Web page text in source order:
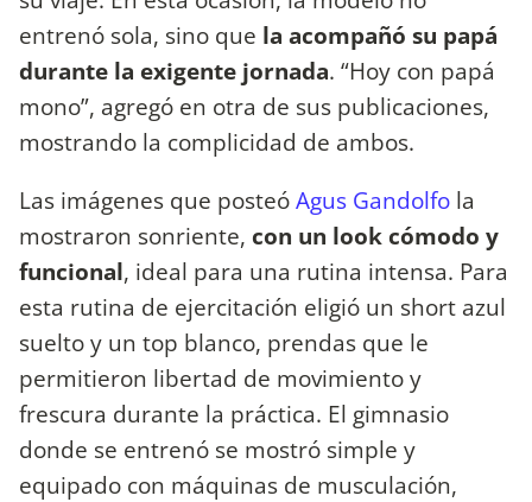
entrenó sola, sino que la acompañó su papá
durante la exigente jornada. “Hoy con papá
mono”, agregó en otra de sus publicaciones,
mostrando la complicidad de ambos.
Las imágenes que posteóAgus Gandolfo la
mostraron sonriente, con un look cómodo y
funcional, ideal para una rutina intensa. Para
esta rutina de ejercitación eligió un short azul
suelto y un top blanco, prendas que le
permitieron libertad de movimiento y
frescura durante la práctica. El gimnasio
donde se entrenó se mostró simple y
equipado con máquinas de musculación,